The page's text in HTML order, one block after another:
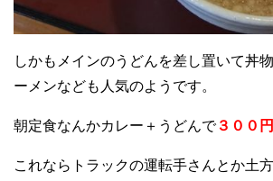
しかもメインのうどんを差し置いて丼
ーメンなども人気のようです。
朝定食なんかカレー＋うどんで３００円
これならトラックの運転手さんとか土